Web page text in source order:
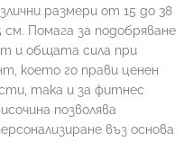
размери от 15 до 38
Помага за подобряване
и общата сила при
което го прави ценен
така и за фитнес
позволява
въз основа